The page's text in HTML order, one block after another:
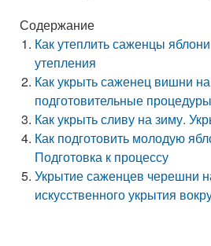
Содержание
Как утеплить саженцы
утепления
Как укрыть саженец вишни
подготовительные процедуры
Как укрыть сливу на зиму.
Как подготовить молодую
Подготовка к процессу
Укрытие саженцев черешни
искусственного укрытия